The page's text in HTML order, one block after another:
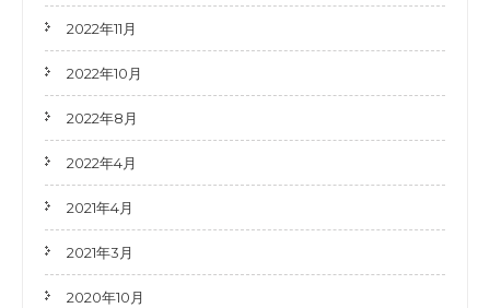
2022年11月
2022年10月
2022年8月
2022年4月
2021年4月
2021年3月
2020年10月